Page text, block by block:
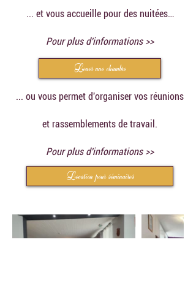
Louer une chambre
... et vous accueille pour des nuitées…
Pour plus d'informations >>
... ou vous permet d'organiser vos réunions
et rassemblements de travail.
Pour plus d'informations >>
Location pour séminaires